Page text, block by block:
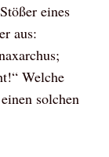
eines
aus:
Welche
solchen